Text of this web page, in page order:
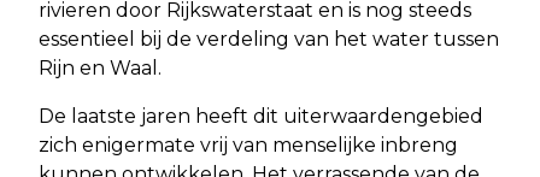
rivieren door Rijkswaterstaat en is nog steeds
essentieel bij de verdeling van het water tussen
Rijn en Waal.
De laatste jaren heeft dit uiterwaardengebied
zich enigermate vrij van menselijke inbreng